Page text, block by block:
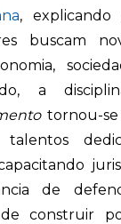
,
buscam
a
tornou-se
de
construir